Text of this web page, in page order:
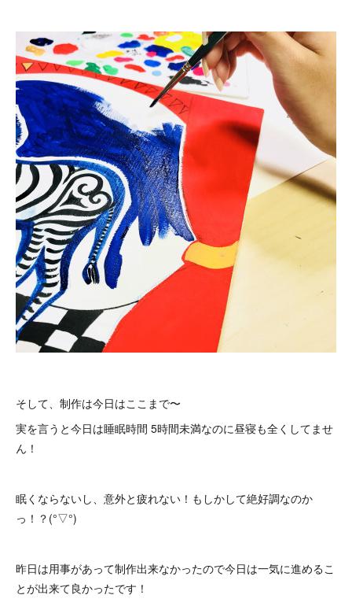
そして、制作は今日はここまで〜
実を言うと今日は睡眠時間 5時間未満なのに昼寝も全くしてませ
ん！
眠くならないし、意外と疲れない！もしかして絶好調なのか
っ！？(°▽°)
昨日は用事があって制作出来なかったので今日は一気に進めるこ
とが出来て良かったです！